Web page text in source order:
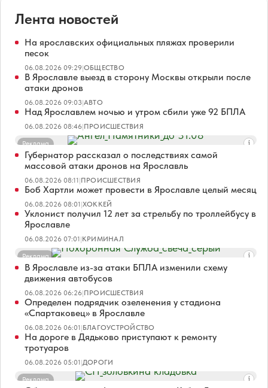
Лента новостей
На ярославских официальных пляжах проверили
песок
06.08.2026 09:29|ОБЩЕСТВО
В Ярославле выезд в сторону Москвы открыли после
атаки дронов
06.08.2026 09:03|АВТО
Над Ярославлем ночью и утром сбили уже 92 БПЛА
06.08.2026 08:46|ПРОИСШЕСТВИЯ
Реклама
Губернатор рассказал о последствиях самой
массовой атаки дронов на Ярославль
06.08.2026 08:11|ПРОИСШЕСТВИЯ
Боб Хартли может провести в Ярославле целый месяц
06.08.2026 08:01|ХОККЕЙ
Уклонист получил 12 лет за стрельбу по троллейбусу в
Ярославле
06.08.2026 07:01|КРИМИНАЛ
Реклама
В Ярославле из-за атаки БПЛА изменили схему
движения автобусов
06.08.2026 06:26|ПРОИСШЕСТВИЯ
Определен подрядчик озеленения у стадиона
«Спартаковец» в Ярославле
06.08.2026 06:01|БЛАГОУСТРОЙСТВО
На дороге в Дядьково приступают к ремонту
тротуаров
06.08.2026 05:01|ДОРОГИ
Реклама